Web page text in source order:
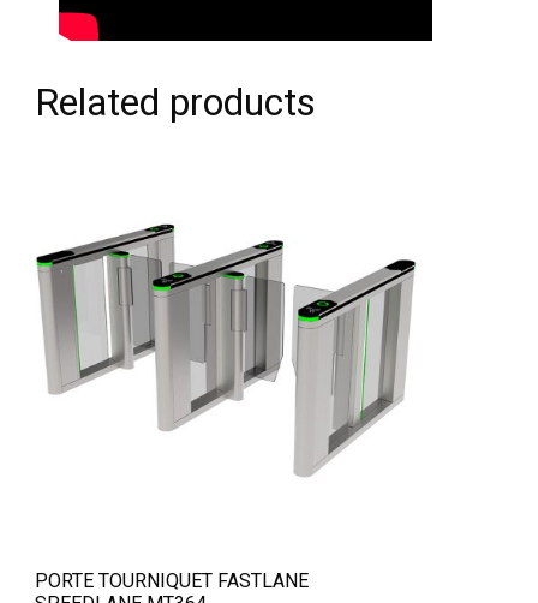
Related products
PORTE TOURNIQUET FASTLANE